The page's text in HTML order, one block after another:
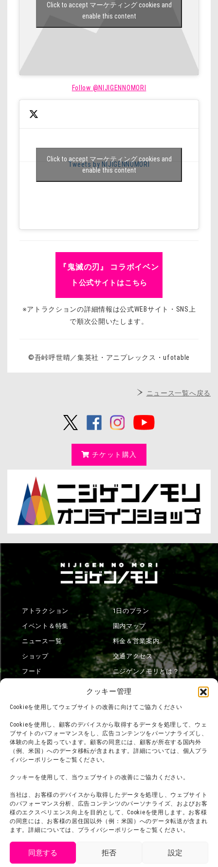
クッキー管理
Cookieを使用してウェブサイトの改善に向けてご協力ください
Cookieを使用し、顧客のデバイスから取得するデータを処理して、ウェ
ブサイトのパフォーマンスをし、広告コンテンツをパーソナライズし、
体験の向上を図っています。顧客の同意には、顧客が所在する国内外
（例、米国）へのデータ移転が含まれます。詳細については、個人プラ
イバシーポリシーをご覧ください。
クッキーを使用して、当ウェブサイトの改善にご協力ください。
当社は、お客様のデバイスから取得したデータを処理し、ウェブサイト
のパフォーマンス分析、広告コンテンツのパーソナライズ、およびお客
様のエクスペリエンス向上を目的として、Cookieを使用します。お客様
の同意には、お客様の居住国以外（例：米国）へのデータ転送が含まれ
ます。詳細については、プライバシーポリシーをご覧ください。
同意する 拒否 設定
Click to accept マーケティング cookies and
enable this content
Follow @NIJIGENNOMORI
Tweets by NIJIGENNOMORI
Click to accept マーケティング cookies and
enable this content
『鬼滅の刃』 コラボイベン
ト 公式サイトはこちら
※アトラクションの詳細情報は公式WEBサイト・SNS上
で順次公開いたします。
©吾峠呼世晴／集英社・アニプレックス・ufotable
ニュース一覧へ戻る
チケット購入
アトラクション
イベント＆特集
ニュース一覧
ショップ
フード
1日のプラン
園内マップ
料金＆営業案内
交通アクセス
ニジゲンノモリとは？
団体利用について
チームビルディング計画
お問い合わせ
利用規約
プライバシーポリシー
プレスリリース
メディア掲載実績
SNS
スタッフ募集